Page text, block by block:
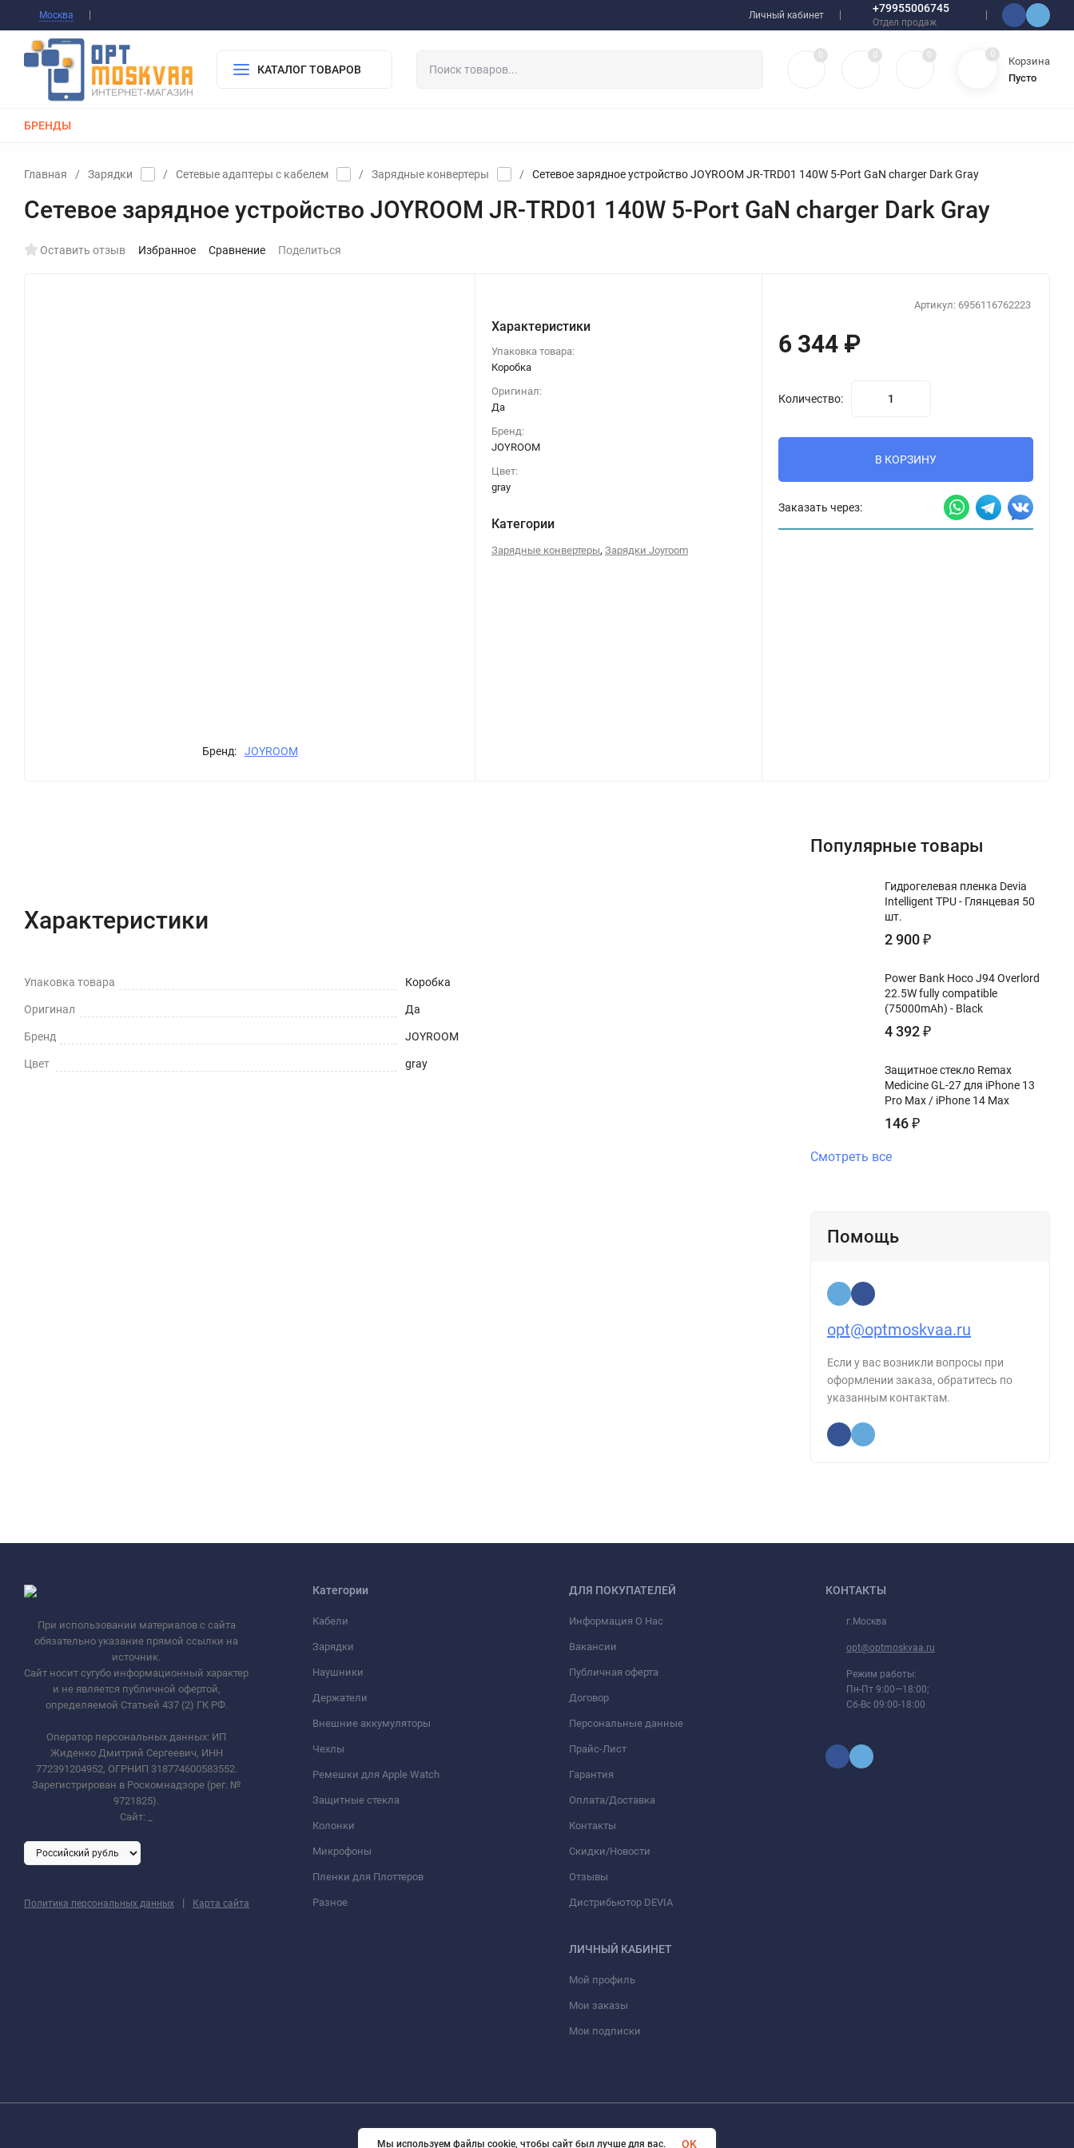
Москва Личный кабинет
+79955006745
Отдел продаж
КАТАЛОГ ТОВАРОВ
0 0 0 0
Корзина
Пусто
БРЕНДЫ
Главная / Зарядки / Сетевые адаптеры с кабелем / Зарядные конвертеры / Сетевое зарядное устройство JOYROOM JR-TRD01 140W 5-Port GaN charger Dark Gray
Сетевое зарядное устройство JOYROOM JR-TRD01 140W 5-Port GaN charger Dark Gray
Оставить отзыв Избранное Сравнение Поделиться
Бренд: JOYROOM
Характеристики
Упаковка товара:
Коробка
Оригинал:
Да
Бренд:
JOYROOM
Цвет:
gray
Категории
Зарядные конвертеры,Зарядки Joyroom
Артикул: 6956116762223
6 344 ₽
Количество:
В КОРЗИНУ
Заказать через:
Характеристики
Упаковка товара Коробка
Оригинал Да
Бренд JOYROOM
Цвет gray
Популярные товары
Гидрогелевая пленка Devia
Intelligent TPU - Глянцевая 50
шт.
2 900₽
Power Bank Hoco J94 Overlord
22.5W fully compatible
(75000mAh) - Black
4 392₽
Защитное стекло Remax
Medicine GL-27 для iPhone 13
Pro Max / iPhone 14 Max
146₽
Смотреть все
Помощь
opt@optmoskvaa.ru
Если у вас возникли вопросы при
оформлении заказа, обратитесь по
указанным контактам.
При использовании материалов с сайта
обязательно указание прямой ссылки на
источник.
Сайт носит сугубо информационный характер
и не является публичной офертой,
определяемой Статьей 437 (2) ГК РФ.
Оператор персональных данных: ИП
Жиденко Дмитрий Сергеевич, ИНН
772391204952, ОГРНИП 318774600583552.
Зарегистрирован в Роскомнадзоре (рег. №
9721825).
Сайт:
Политика персональных данных | Карта сайта
Категории
Кабели
Зарядки
Наушники
Держатели
Внешние аккумуляторы
Чехлы
Ремешки для Apple Watch
Защитные стекла
Колонки
Микрофоны
Пленки для Плоттеров
Разное
ДЛЯ ПОКУПАТЕЛЕЙ
Информация О Нас
Вакансии
Публичная оферта
Договор
Персональные данные
Прайс-Лист
Гарантия
Оплата/Доставка
Контакты
Скидки/Новости
Отзывы
Дистрибьютор DEVIA
ЛИЧНЫЙ КАБИНЕТ
Мой профиль
Мои заказы
Мои подписки
КОНТАКТЫ
г.Москва
opt@optmoskvaa.ru
Режим работы:
Пн-Пт 9:00—18:00;
Сб-Вс 09:00-18:00
Мы используем файлы cookie, чтобы сайт был лучше для вас.
OK